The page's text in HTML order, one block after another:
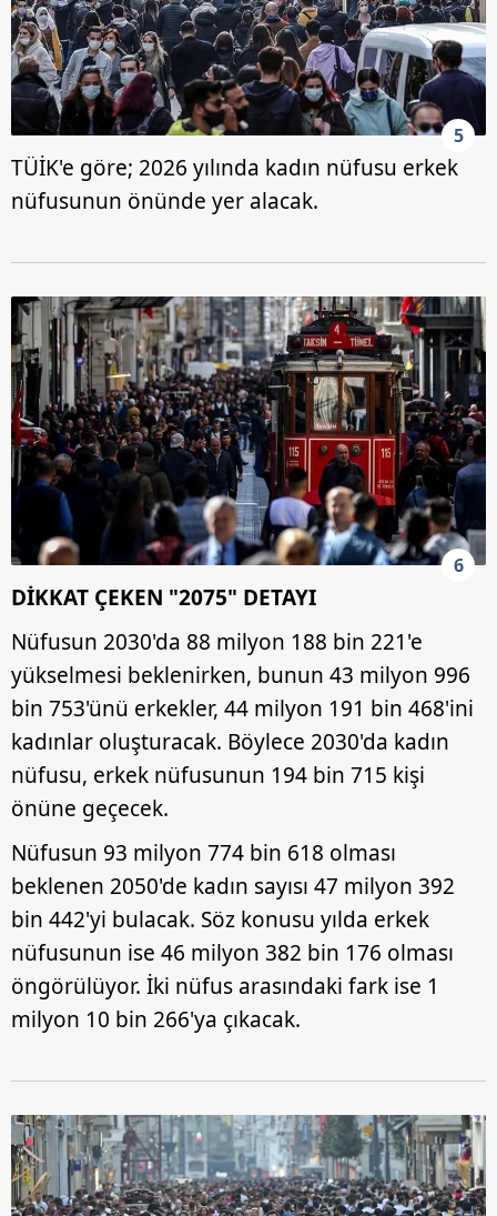
5
TÜİK'e göre; 2026 yılında kadın nüfusu erkek
nüfusunun önünde yer alacak.
6
DİKKAT ÇEKEN "2075" DETAYI
Nüfusun 2030'da 88 milyon 188 bin 221'e
yükselmesi beklenirken, bunun 43 milyon 996
bin 753'ünü erkekler, 44 milyon 191 bin 468'ini
kadınlar oluşturacak. Böylece 2030'da kadın
nüfusu, erkek nüfusunun 194 bin 715 kişi
önüne geçecek.
Nüfusun 93 milyon 774 bin 618 olması
beklenen 2050'de kadın sayısı 47 milyon 392
bin 442'yi bulacak. Söz konusu yılda erkek
nüfusunun ise 46 milyon 382 bin 176 olması
öngörülüyor. İki nüfus arasındaki fark ise 1
milyon 10 bin 266'ya çıkacak.